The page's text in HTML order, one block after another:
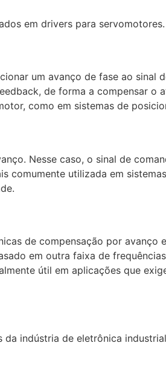
em drivers para
um avanço de fase ao sinal
de forma a compensar o
como em sistemas de
Nesse caso, o sinal de
utilizada em
de compensação por avanço
em outra faixa de
útil em aplicações que
indústria de eletrônica